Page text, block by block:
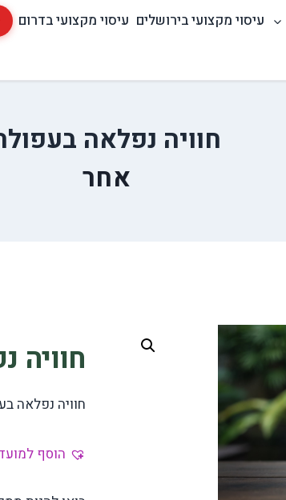
עיסוי מקצועי בירושלים עיסוי מקצועי בדרום
חוויה נפלאה
אחר
חוויה
חוויה נפלאה
הוסף